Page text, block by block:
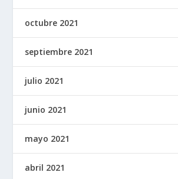
octubre 2021
septiembre 2021
julio 2021
junio 2021
mayo 2021
abril 2021